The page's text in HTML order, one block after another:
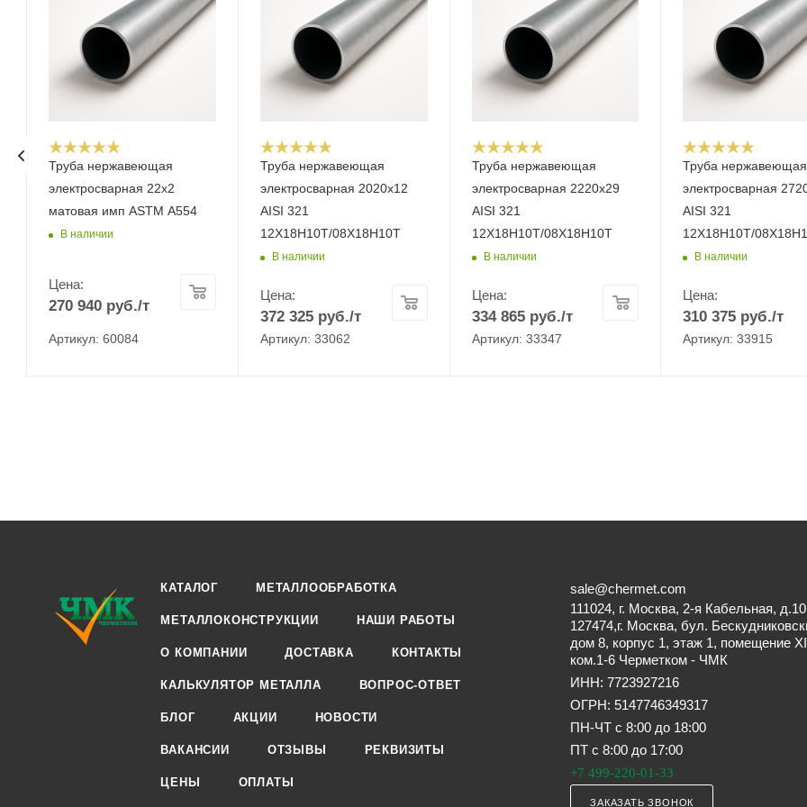
Труба нержавеющая
электросварная 22x2
матовая имп ASTM A554
В наличии
Цена:
270 940 руб./т
Артикул: 60084
Труба нержавеющая
электросварная 2020х12
AISI 321
12Х18Н10Т/08Х18Н10Т
В наличии
Цена:
372 325руб./т
Артикул: 33062
Труба нержавеющая
электросварная 2220х29
AISI 321
12Х18Н10Т/08Х18Н10Т
В наличии
Цена:
334 865руб./т
Артикул: 33347
Труба нержавеющая
электросварная
AISI 321
12Х18Н10Т/
В наличии
Цена:
310 375 руб./т
Артикул: 33915
КАТАЛОГ МЕТАЛЛООБРАБОТКА
МЕТАЛЛОКОНСТРУКЦИИ НАШИ РАБОТЫ
О КОМПАНИИ ДОСТАВКА КОНТАКТЫ
КАЛЬКУЛЯТОР МЕТАЛЛА ВОПРОС-ОТВЕТ
БЛОГ АКЦИИ НОВОСТИ
ВАКАНСИИ ОТЗЫВЫ РЕКВИЗИТЫ
ЦЕНЫ ОПЛАТЫ
sale@chermet.com
111024, г. Москва, 2-я Кабельная, д.10
127474,г. Москва, бул.
дом 8, корпус 1, этаж 1, помещение
ком.1-6 Черметком - ЧМК
ИНН: 7723927216
ОГРН: 5147746349317
ПН-ЧТ с 8:00 до 18:00
ПТ с 8:00 до 17:00
+7 499-220-01-33
ЗАКАЗАТЬ ЗВОНОК